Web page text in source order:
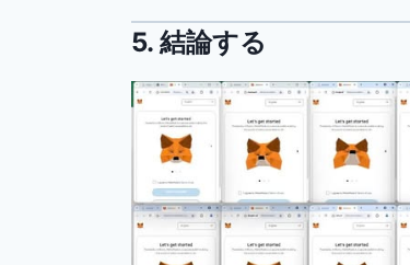
5. 結論する